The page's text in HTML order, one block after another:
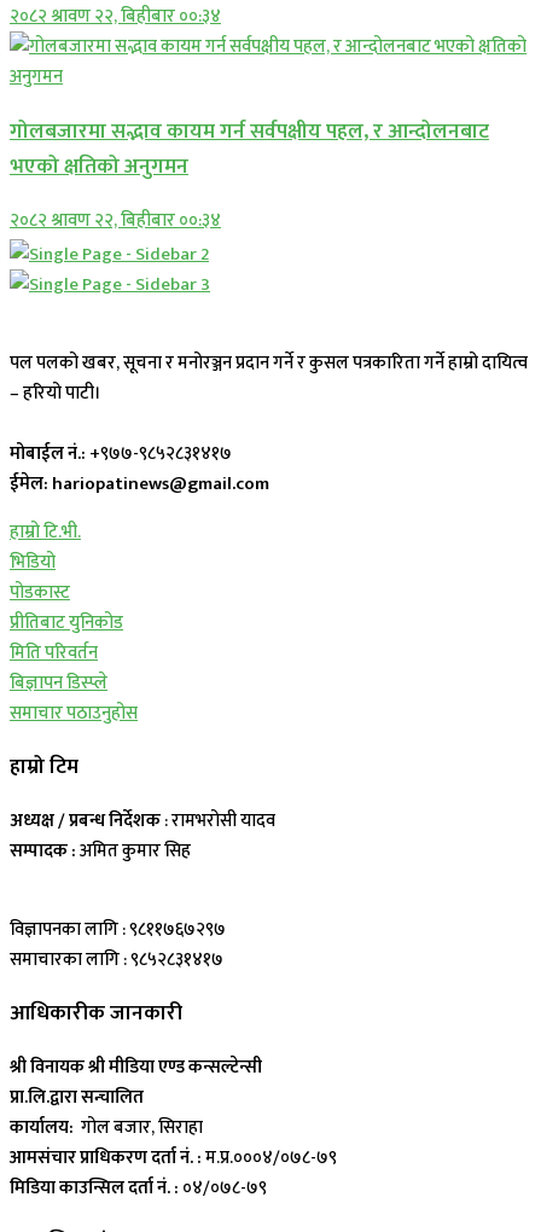
२०८२ श्रावण २२, बिहीबार ००:३४
गोलबजारमा सद्भाव कायम गर्न सर्वपक्षीय पहल, र आन्दोलनबाट
भएको क्षतिको अनुगमन
२०८२ श्रावण २२, बिहीबार ००:३४
पल पलको खबर, सूचना र मनोरञ्जन प्रदान गर्ने र कुसल पत्रकारिता गर्ने हाम्रो दायित्व
– हरियो पाटी।
मोबाईल नं.: +९७७-९८५२८३१४१७
ईमेल: hariopatinews@gmail.com
हाम्रो टि.भी.
भिडियो
पोडकास्ट
प्रीतिबाट युनिकोड
मिति परिवर्तन
बिज्ञापन डिस्प्ले
समाचार पठाउनुहोस
हाम्रो टिम
अध्यक्ष / प्रबन्ध निर्देशक: रामभरोसी यादव
सम्पादक :अमित कुमार सिह
विज्ञापनका लागि : ९८११७६७२९७
समाचारका लागि : ९८५२८३१४१७
आधिकारीक जानकारी
श्री विनायक श्री मीडिया एण्ड कन्सल्टेन्सी
प्रा.लि.द्वारा सन्चालित
कार्यालय: गोल बजार, सिराहा
आमसंचार प्राधिकरण दर्ता नं. :म.प्र.०००४/०७८-७९
मिडिया काउन्सिल दर्ता नं. : ०४/०७८-७९